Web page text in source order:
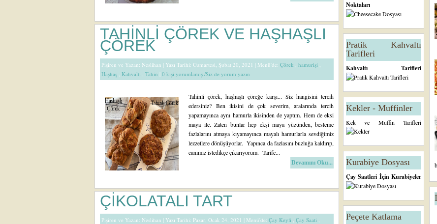
TAHİNLİ ÇÖREK VE HAŞHAŞLI
ÇÖREK
Pişiren ve Yazan: Neslihan | Yazı Tarihi: Cumartesi, Şubat 20, 2021 | Menü'de: Çörek , hamurişi ,
Haşhaş , Kahvaltı , Tahin | 0 kişi yorumlamış /Siz de yorum yazın
Tahinli çörek, haşhaşlı çöreğe karşı... Siz hangisini tercih
edersiniz? Ben ikisini de çok severim, aralarında tercih
yapamayınca aynı hamurla ikisinden de yaptım. Hem de eksi
maya ile. Zaten bunlar hep ekşi maya yüzünden, besleme
fazlalarını atmaya kıyamayınca mayalı hamurlarla sevdiğimiz
lezzetlere dönüşüyorlar. Yapınca da fazlasını buzluğa kaldırıp,
canımız istedikçe çıkarıyorum. Tarife...
Devamını Oku...
ÇİKOLATALI TART
Pişiren ve Yazan: Neslihan | Yazı Tarihi: Pazar, Ocak 24, 2021 | Menü'de: Çay Keyfi , Çay Saati ,
Noktaları
Pratik Kahvaltı
Tarifleri
Kahvaltı Tarifleri
Kekler - Muffinler
Kek ve Muffin Tarifleri
Kurabiye Dosyası
Çay Saatleri İçin Kurabiyeler
Peçete Katlama